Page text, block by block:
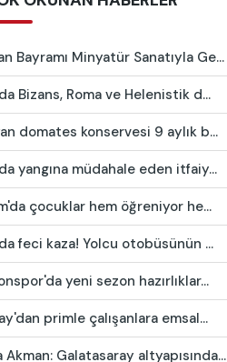
Bayramı Minyatür Sanatıyla Ge...
Bizans, Roma ve Helenistik d...
domates konservesi 9 aylık b...
yangına müdahale eden itfaiy...
çocuklar hem öğreniyor he...
feci kaza! Yolcu otobüsünün ...
yeni sezon hazırlıklar...
primle çalışanlara emsal...
Akman: Galatasaray altyapısında...